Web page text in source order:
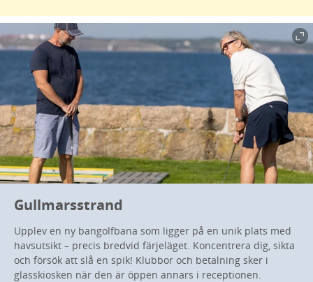
Gullmarsstrand
Upplev en ny bangolfbana som ligger på en unik plats med
havsutsikt – precis bredvid färjeläget. Koncentrera dig, sikta
och försök att slå en spik! Klubbor och betalning sker i
glasskiosken när den är öppen annars i receptionen.